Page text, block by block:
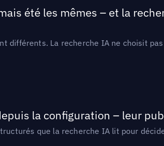
été les mêmes – et la
différents. La recherche IA ne choisit
la configuration – leur
que la recherche IA lit pour